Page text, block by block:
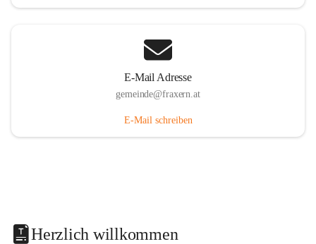
E-Mail Adresse
gemeinde@fraxern.at
E-Mail schreiben
Herzlich willkommen